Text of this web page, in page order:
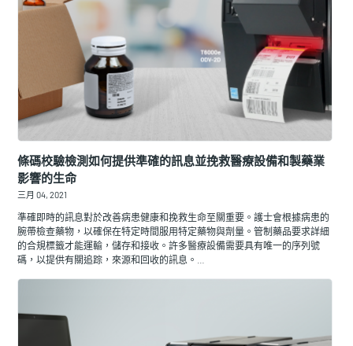
條碼校驗檢測如何提供準確的訊息並挽救醫療設備和製藥業
影響的生命
三月 04, 2021
準確即時的訊息對於改善病患健康和挽救生命至關重要。護士會根據病患的
腕帶檢查藥物，以確保在特定時間服用特定藥物與劑量。管制藥品要求詳細
的合規標籤才能運輸，儲存和接收。許多醫療設備需要具有唯一的序列號
碼，以提供有關追踪，來源和回收的訊息。…